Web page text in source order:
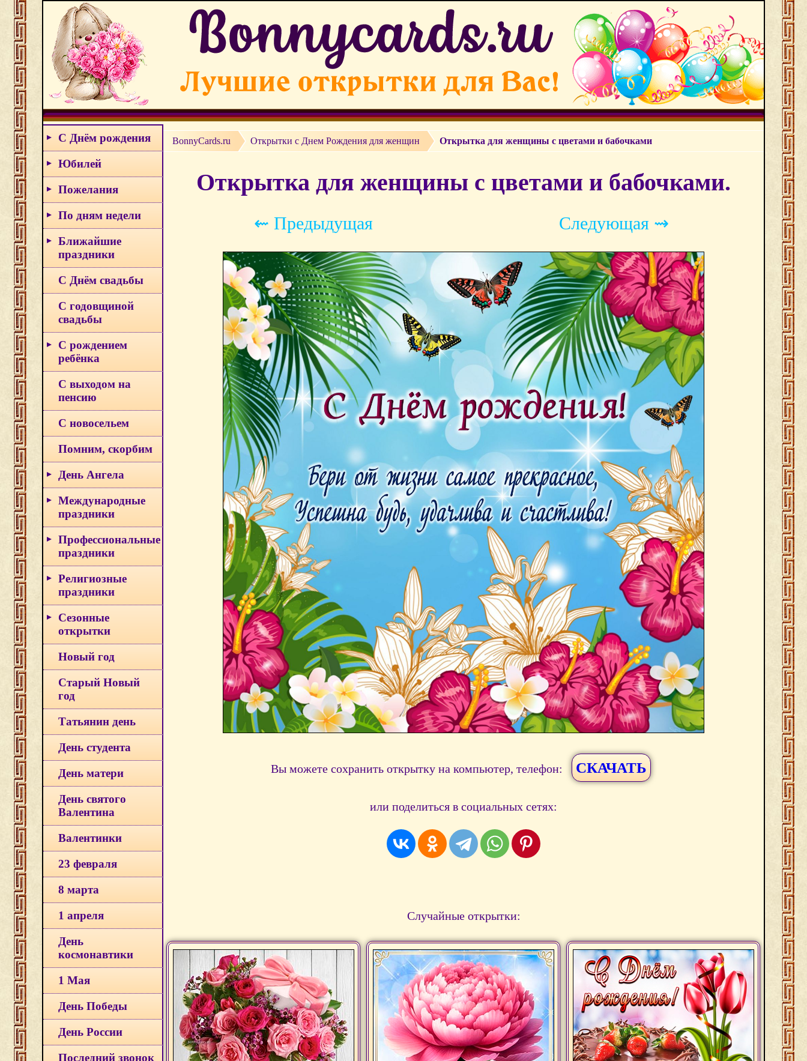
С Днём рождения
Юбилей
Пожелания
По дням недели
Ближайшие
праздники
С Днём свадьбы
С годовщиной
свадьбы
С рождением
ребёнка
С выходом на
пенсию
С новосельем
Помним, скорбим
День Ангела
Международные
праздники
Профессиональные
праздники
Религиозные
праздники
Сезонные
открытки
Новый год
Старый Новый
год
Татьянин день
День студента
День матери
День святого
Валентина
Валентинки
23 февраля
8 марта
1 апреля
День
космонавтики
1 Мая
День Победы
День России
Последний звонок
BonnyCards.ru Открытки c Днем Рождения для женщин Открытка для женщины с цветами и бабочками
Открытка для женщины с цветами и бабочками.
⇜ Предыдущая Следующая ⇝
Вы можете сохранить открытку на компьютер, телефон: СКАЧАТЬ
или поделиться в социальных сетях:
Случайные открытки: